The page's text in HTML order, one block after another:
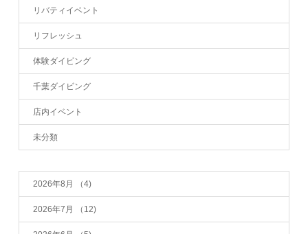
リバティイベント
リフレッシュ
体験ダイビング
千葉ダイビング
店内イベント
未分類
2026年8月 （4)
2026年7月 （12)